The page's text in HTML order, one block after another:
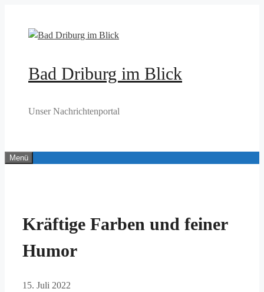
springen
Bad Driburg im Blick
Unser Nachrichtenportal
Menü
Kräftige Farben und feiner
Humor
15. Juli 2022